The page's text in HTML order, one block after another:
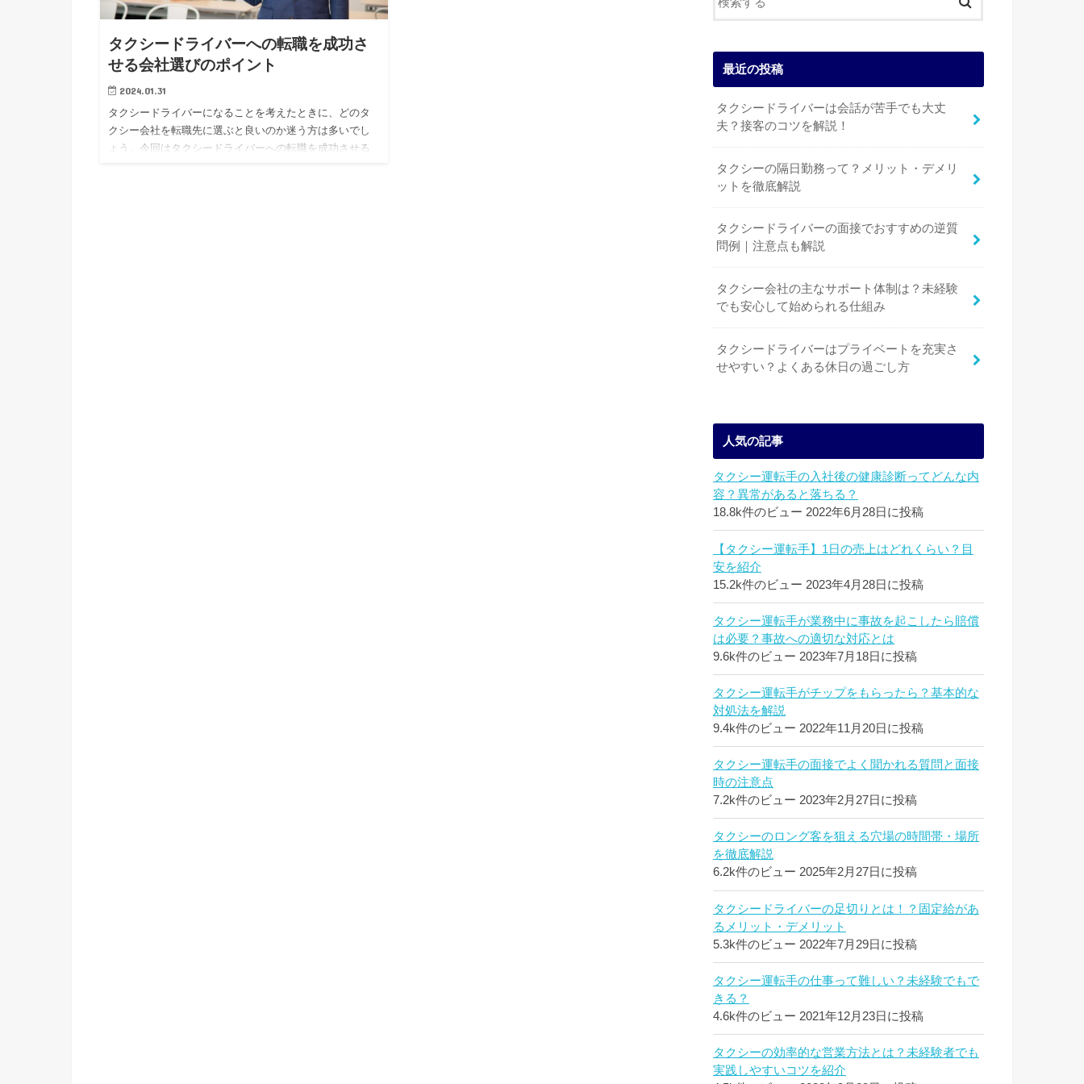
タクシードライバーへの転職を成功さ
せる会社選びのポイント
2024.01.31
タクシードライバーになることを考えたときに、どのタ
クシー会社を転職先に選ぶと良いのか迷う方は多いでし
ょう。今回はタクシードライバーへの転職を成功させる
最近の投稿
タクシードライバーは会話が苦手でも大丈
夫？接客のコツを解説！
タクシーの隔日勤務って？メリット・デメリ
ットを徹底解説
タクシードライバーの面接でおすすめの逆質
問例｜注意点も解説
タクシー会社の主なサポート体制は？未経験
でも安心して始められる仕組み
タクシードライバーはプライベートを充実さ
せやすい？よくある休日の過ごし方
人気の記事
タクシー運転手の入社後の健康診断ってどんな内
容？異常があると落ちる？
18.8k件のビュー 2022年6月28日に投稿
【タクシー運転手】1日の売上はどれくらい？目
安を紹介
15.2k件のビュー 2023年4月28日に投稿
タクシー運転手が業務中に事故を起こしたら賠償
は必要？事故への適切な対応とは
9.6k件のビュー 2023年7月18日に投稿
タクシー運転手がチップをもらったら？基本的な
対処法を解説
9.4k件のビュー 2022年11月20日に投稿
タクシー運転手の面接でよく聞かれる質問と面接
時の注意点
7.2k件のビュー 2023年2月27日に投稿
タクシーのロング客を狙える穴場の時間帯・場所
を徹底解説
6.2k件のビュー 2025年2月27日に投稿
タクシードライバーの足切りとは！？固定給があ
るメリット・デメリット
5.3k件のビュー 2022年7月29日に投稿
タクシー運転手の仕事って難しい？未経験でもで
きる？
4.6k件のビュー 2021年12月23日に投稿
タクシーの効率的な営業方法とは？未経験者でも
実践しやすいコツを紹介